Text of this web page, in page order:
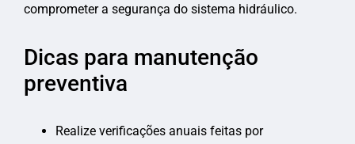
comprometer a segurança do sistema hidráulico.
Dicas para manutenção
preventiva
Realize verificações anuais feitas por